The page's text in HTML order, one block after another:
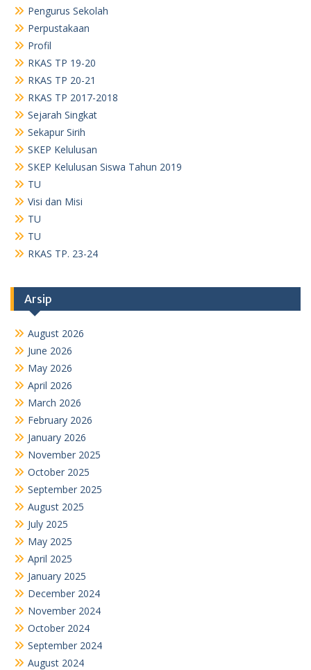
Pengurus Sekolah
Perpustakaan
Profil
RKAS TP 19-20
RKAS TP 20-21
RKAS TP 2017-2018
Sejarah Singkat
Sekapur Sirih
SKEP Kelulusan
SKEP Kelulusan Siswa Tahun 2019
TU
Visi dan Misi
TU
TU
RKAS TP. 23-24
Arsip
August 2026
June 2026
May 2026
April 2026
March 2026
February 2026
January 2026
November 2025
October 2025
September 2025
August 2025
July 2025
May 2025
April 2025
January 2025
December 2024
November 2024
October 2024
September 2024
August 2024